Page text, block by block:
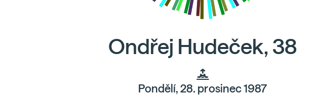
Ondřej Hudeček, 38
Pondělí, 28. prosinec 1987